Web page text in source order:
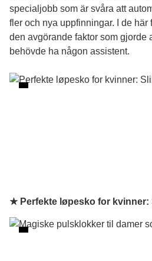
specialjobb som är svåra att
fler och nya uppfinningar. I de här
den avgörande faktor som gjorde
behövde ha någon assistent.
★ Perfekte løpesko for kvinner: